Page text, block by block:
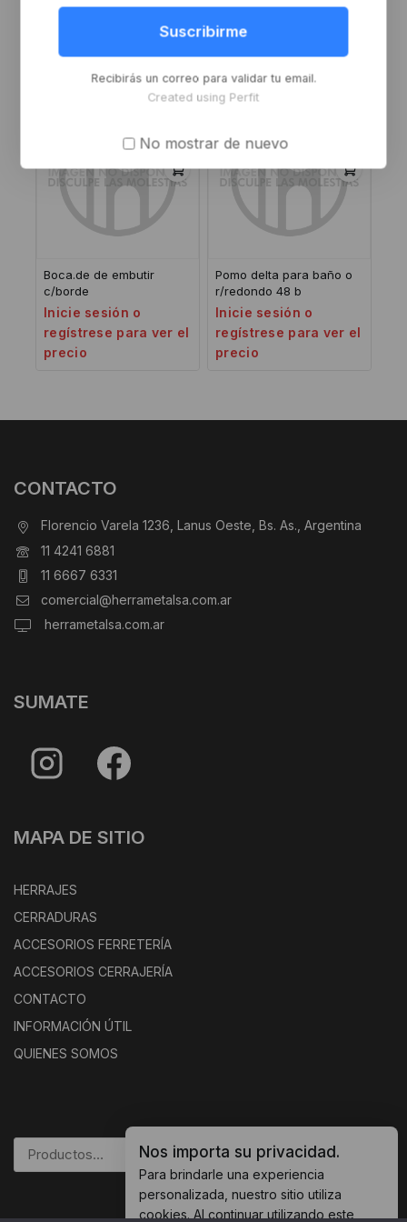
Inicie sesión o
regístrese para ver el
precio
bronce pulido laqueado
Inicie sesión o
Boca.de de embutir
c/borde
Inicie sesión o
regístrese para ver el
precio
Pomo delta para baño o
r/redondo 48 b
Inicie sesión o
regístrese para ver el
precio
CONTACTO
Florencio Varela 1236, Lanus Oeste, Bs. As., Argentina
11 4241 6881
11 6667 6331
comercial@herrametalsa.com.ar
herrametalsa.com.ar
SUMATE
MAPA DE SITIO
HERRAJES
CERRADURAS
ACCESORIOS FERRETERÍA
ACCESORIOS CERRAJERÍA
CONTACTO
INFORMACIÓN ÚTIL
QUIENES SOMOS
BUSCAR
Suscribirme
Recibirás un correo para validar tu email.
Created using Perfit
No mostrar de nuevo
Nos importa su privacidad.
Para brindarle una experiencia
personalizada, nuestro sitio utiliza
cookies. Al continuar utilizando este